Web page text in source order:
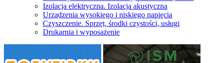
Izolacja elektryczna. Izolacja akustyczna
Urządzenia wysokiego i niskiego napięcia
Czyszczenie. Sprzęt, środki czystości, usługi
Drukarnia i wyposażenie